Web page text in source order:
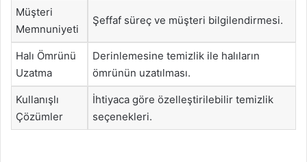
Müşteri
Memnuniyeti
Şeffaf süreç ve müşteri bilgilendirmesi.
Halı Ömrünü
Uzatma
Derinlemesine temizlik ile halıların
ömrünün uzatılması.
Kullanışlı
Çözümler
İhtiyaca göre özelleştirilebilir temizlik
seçenekleri.